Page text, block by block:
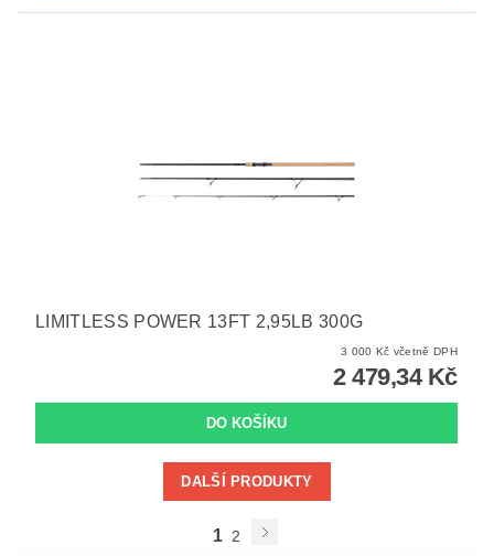
LIMITLESS POWER 13FT 2,95LB 300G
3 000 Kč včetně DPH
2 479,34 Kč
DALŠÍ PRODUKTY
1 2